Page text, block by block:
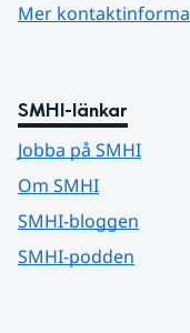
Mer
SMHI-länkar
Jobba på SMHI
Om SMHI
SMHI-bloggen
SMHI-podden